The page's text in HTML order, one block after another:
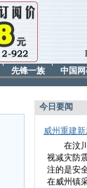
中国网
先锋一族
今日要闻
威州重建
在汶川
视减灾防
注的是安
在威州镇